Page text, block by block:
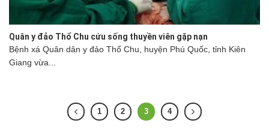
Quân y đảo Thổ Chu cứu sống thuyền viên gặp nạn
Bệnh xá Quân dân y đảo Thổ Chu, huyện Phú Quốc, tỉnh Kiên
Giang vừa...
1 2 3 4